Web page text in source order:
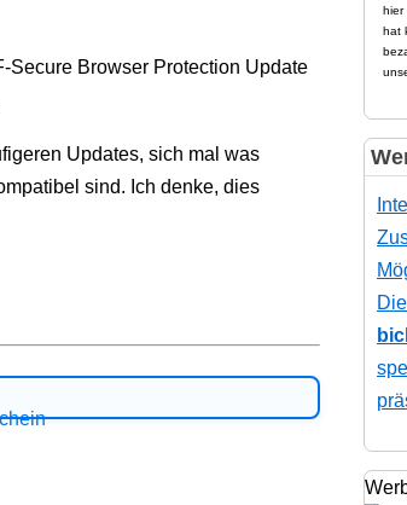
Secure Browser Protection Update
Updates, sich mal was
sind. Ich denke, dies
hier
hat